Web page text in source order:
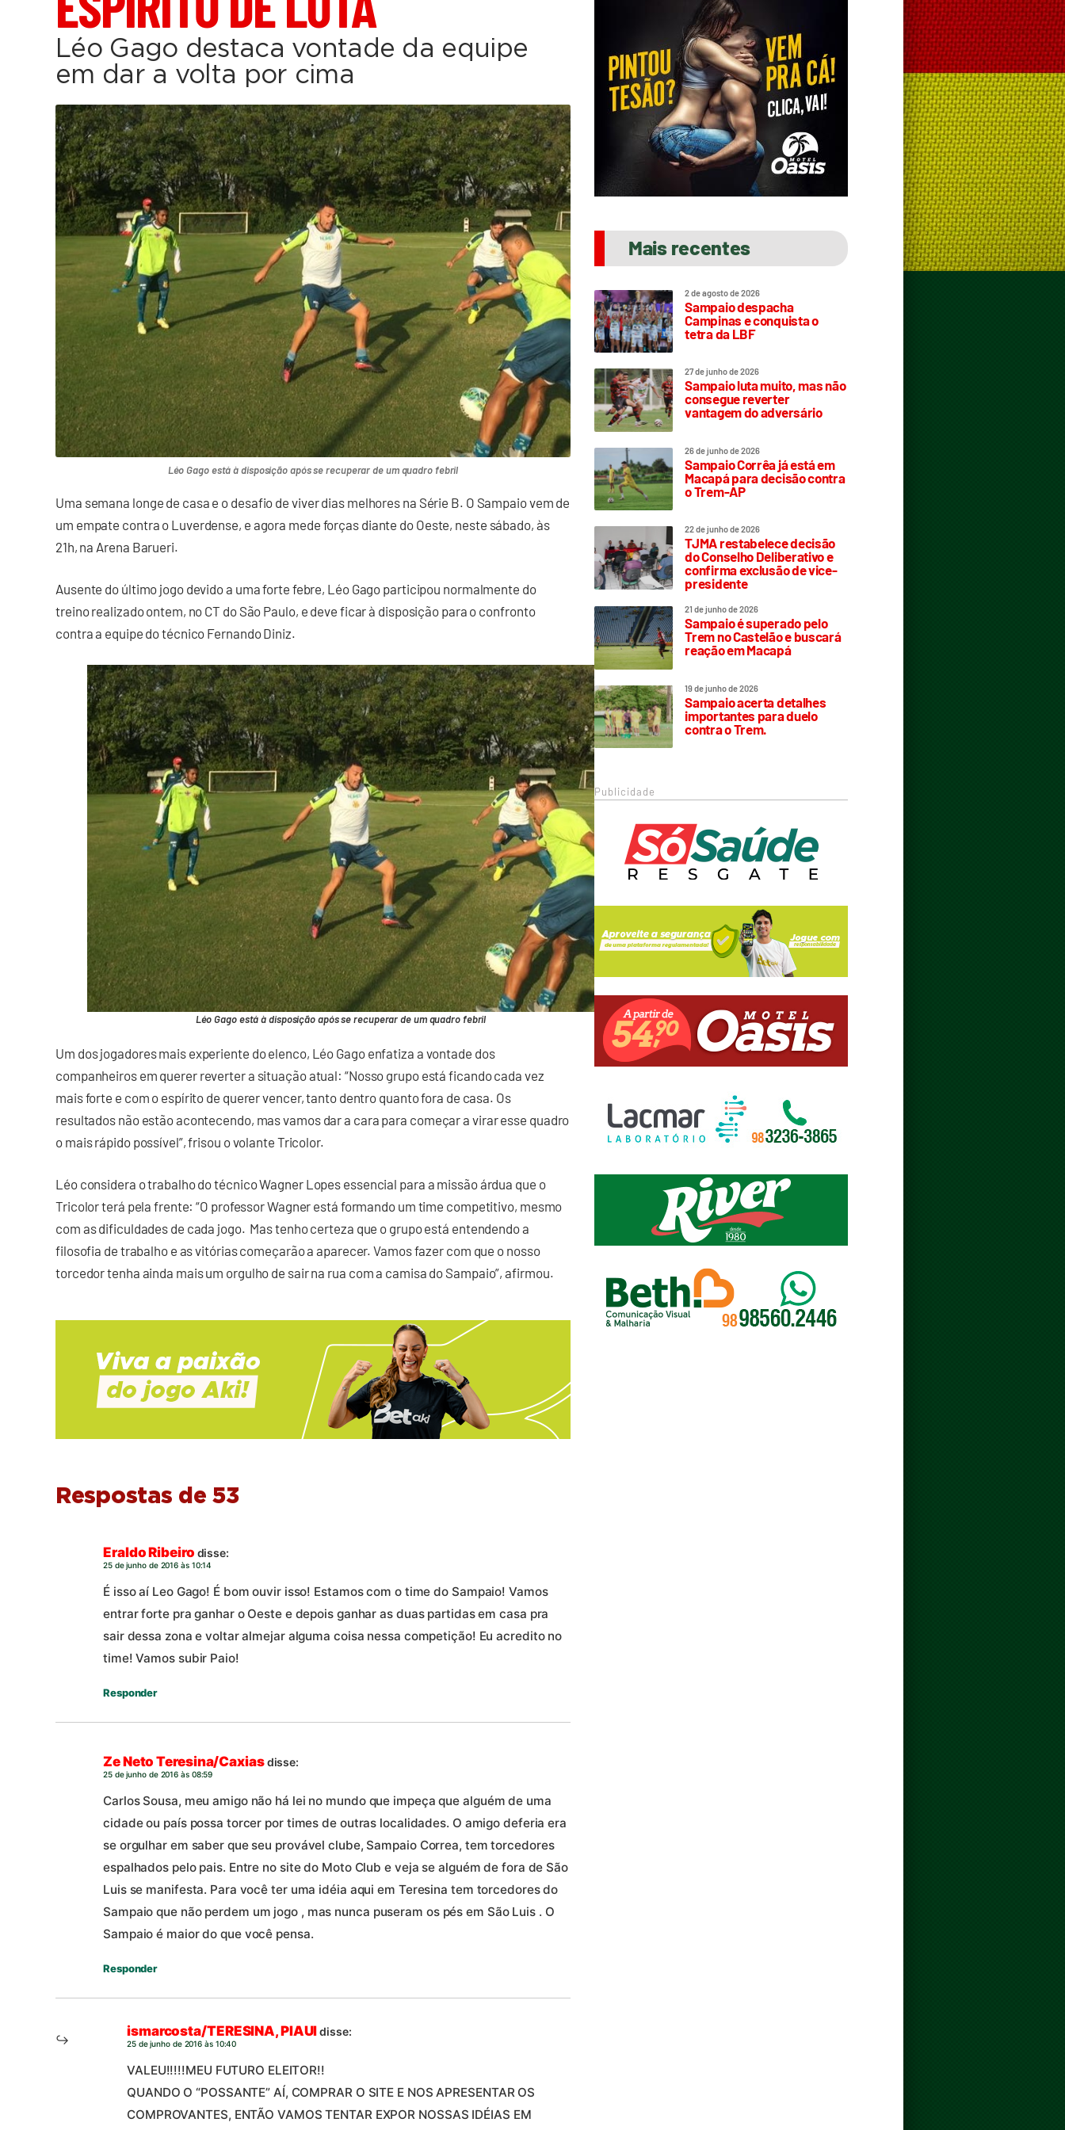
Léo Gago destaca vontade da equipe
em dar a volta por cima
Léo Gago está à disposição após se recuperar de um quadro febril
Uma semana longe de casa e o desafio de viver dias melhores na Série B. O Sampaio vem de
um empate contra o Luverdense, e agora mede forças diante do Oeste, neste sábado, às
21h, na Arena Barueri.
Ausente do último jogo devido a uma forte febre, Léo Gago participou normalmente do
treino realizado ontem, no CT do São Paulo, e deve ficar à disposição para o confronto
contra a equipe do técnico Fernando Diniz.
Léo Gago está à disposição após se recuperar de um quadro febril
Um dos jogadores mais experiente do elenco, Léo Gago enfatiza a vontade dos
companheiros em querer reverter a situação atual: “Nosso grupo está ficando cada vez
mais forte e com o espírito de querer vencer, tanto dentro quanto fora de casa. Os
resultados não estão acontecendo, mas vamos dar a cara para começar a virar esse quadro
o mais rápido possível”, frisou o volante Tricolor.
Léo considera o trabalho do técnico Wagner Lopes essencial para a missão árdua que o
Tricolor terá pela frente: “O professor Wagner está formando um time competitivo, mesmo
com as dificuldades de cada jogo. Mas tenho certeza que o grupo está entendendo a
filosofia de trabalho e as vitórias começarão a aparecer. Vamos fazer com que o nosso
torcedor tenha ainda mais um orgulho de sair na rua com a camisa do Sampaio”, afirmou.
Respostas de 53
Eraldo Ribeiro disse:
25 de junho de 2016 às 10:14
É isso aí Leo Gago! É bom ouvir isso! Estamos com o time do Sampaio! Vamos
entrar forte pra ganhar o Oeste e depois ganhar as duas partidas em casa pra
sair dessa zona e voltar almejar alguma coisa nessa competição! Eu acredito no
time! Vamos subir Paio!
Responder
Ze Neto Teresina/Caxiasdisse:
25 de junho de 2016 às 08:59
Carlos Sousa, meu amigo não há lei no mundo que impeça que alguém de uma
cidade ou país possa torcer por times de outras localidades. O amigo deferia era
se orgulhar em saber que seu provável clube, Sampaio Correa, tem torcedores
espalhados pelo pais. Entre no site do Moto Club e veja se alguém de fora de São
Luis se manifesta. Para você ter uma idéia aqui em Teresina tem torcedores do
Sampaio que não perdem um jogo , mas nunca puseram os pés em São Luis . O
Sampaio é maior do que você pensa.
Responder
ismarcosta/TERESINA, PIAUIdisse:
25 de junho de 2016 às 10:40
VALEU!!!!!MEU FUTURO ELEITOR!!
QUANDO O “POSSANTE” AÍ, COMPRAR O SITE E NOS APRESENTAR OS
COMPROVANTES, ENTÃO VAMOS TENTAR EXPOR NOSSAS IDÉIAS EM
Mais recentes
2 de agosto de 2026
Sampaio despacha
Campinas e conquista o
tetra da LBF
27 de junho de 2026
Sampaio luta muito, mas não
consegue reverter
vantagem do adversário
26 de junho de 2026
Sampaio Corrêa já está em
Macapá para decisão contra
o Trem-AP
22 de junho de 2026
TJMA restabelece decisão
do Conselho Deliberativo e
confirma exclusão de vice-
presidente
21 de junho de 2026
Sampaio é superado pelo
Trem no Castelão e buscará
reação em Macapá
19 de junho de 2026
Sampaio acerta detalhes
importantes para duelo
contra o Trem.
Publicidade